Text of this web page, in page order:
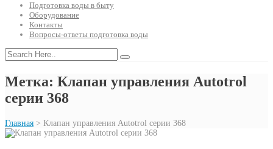
Подготовка воды в быту
Оборудование
Контакты
Вопросы-ответы подготовка воды
Метка: Клапан управления Autotrol
серии 368
Главная > Клапан управления Autotrol серии 368